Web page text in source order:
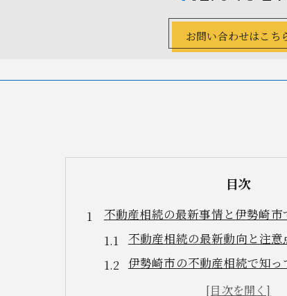
お問い合わせはこち
目次
不動産相続の最新事情と伊勢崎
不動産相続の最新動向と注
伊勢崎市の不動産相続で知っ
不動産相続の成功事例から学